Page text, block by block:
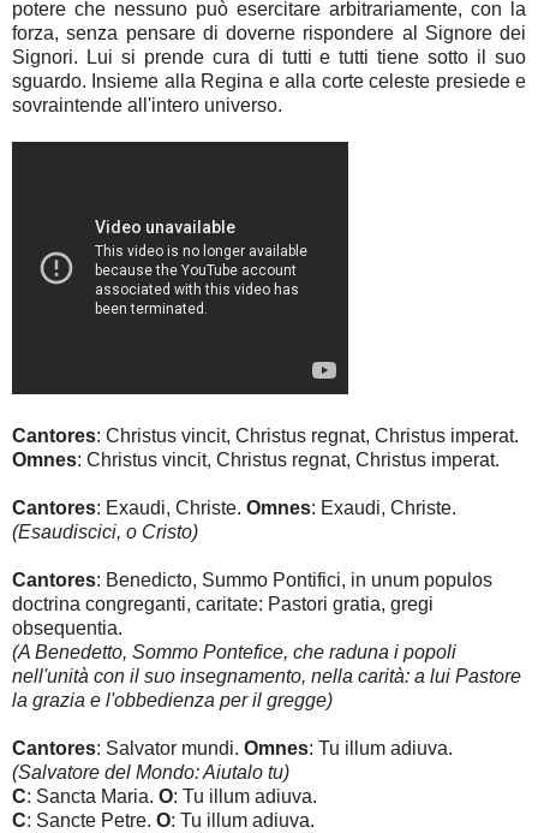
potere che nessuno può esercitare arbitrariamente, con la
forza, senza pensare di doverne rispondere al Signore dei
Signori. Lui si prende cura di tutti e tutti tiene sotto il suo
sguardo. Insieme alla Regina e alla corte celeste presiede e
sovraintende all'intero universo.
Cantores: Christus vincit, Christus regnat, Christus imperat.
Omnes: Christus vincit, Christus regnat, Christus imperat.
Cantores: Exaudi, Christe. Omnes: Exaudi, Christe.
(Esaudiscici, o Cristo)
Cantores: Benedicto, Summo Pontifici, in unum populos
doctrina congreganti, caritate: Pastori gratia, gregi
obsequentia.
(A Benedetto, Sommo Pontefice, che raduna i popoli
nell'unità con il suo insegnamento, nella carità: a lui Pastore
la grazia e l'obbedienza per il gregge)
Cantores: Salvator mundi. Omnes: Tu illum adiuva.
(Salvatore del Mondo: Aiutalo tu)
C: Sancta Maria. O: Tu illum adiuva.
C: Sancte Petre. O: Tu illum adiuva.